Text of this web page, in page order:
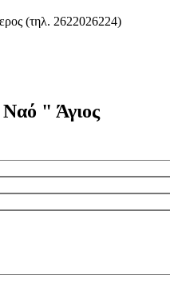
(τηλ. 2622026224)
Ναό " Άγιος